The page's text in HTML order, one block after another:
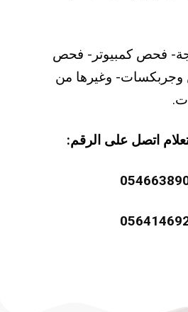
فحص كمبيوتر- فحص
وغيرها من
اتصل على الرقم: